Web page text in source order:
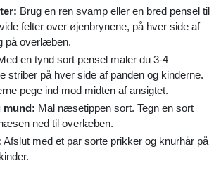
Brug en ren svamp eller en bred pensel til
felter over øjenbrynene, på hver side af
på overlæben.
en tynd sort pensel maler du 3-4
striber på hver side af panden og kinderne.
pege ind mod midten af ansigtet.
mund: Mal næsetippen sort. Tegn en sort
ned til overlæben.
Afslut med et par sorte prikker og knurhår på